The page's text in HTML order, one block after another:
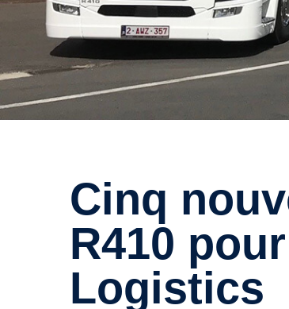
Cinq nouveaux tracteurs Scania
R410
Logistics